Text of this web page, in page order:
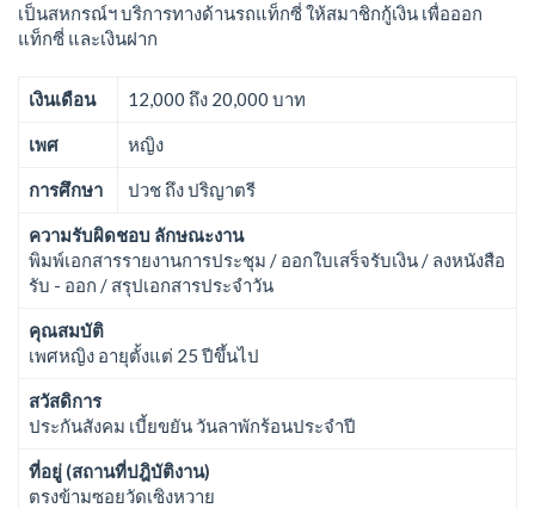
เป็นสหกรณ์ฯ บริการทางด้านรถแท็กซี่ ให้สมาชิกกู้เงิน เพื่อออก
แท็กซี่ และเงินฝาก
เงินเดือน 12,000 ถึง 20,000 บาท
เพศ หญิง
การศึกษา ปวช ถึง ปริญาตรี
ความรับผิดชอบ ลักษณะงาน
พิมพ์เอกสารรายงานการประชุม / ออกใบเสร็จรับเงิน / ลงหนังสือ
รับ - ออก / สรุปเอกสารประจำวัน
คุณสมบัติ
เพศหญิง อายุตั้งแต่ 25 ปีขึ้นไป
สวัสดิการ
ประกันสังคม เบี้ยขยัน วันลาพักร้อนประจำปี
ที่อยู่ (สถานที่ปฎิบัติงาน)
ตรงข้ามซอยวัดเซิงหวาย